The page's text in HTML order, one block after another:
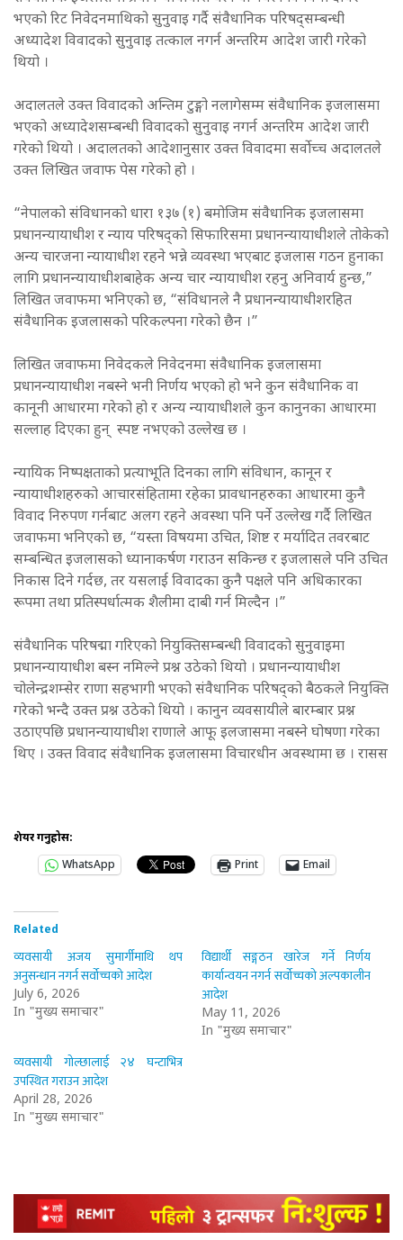
भएको रिट निवेदनमाथिको सुनुवाइ गर्दै संवैधानिक परिषद्सम्बन्धी
अध्यादेश विवादको सुनुवाइ तत्काल नगर्न अन्तरिम आदेश जारी गरेको
थियो ।
अदालतले उक्त विवादको अन्तिम टुङ्गो नलागेसम्म संवैधानिक इजलासमा
भएको अध्यादेशसम्बन्धी विवादको सुनुवाइ नगर्न अन्तरिम आदेश जारी
गरेको थियो । अदालतको आदेशानुसार उक्त विवादमा सर्वोच्च अदालतले
उक्त लिखित जवाफ पेस गरेको हो ।
“नेपालको संविधानको धारा १३७ (१) बमोजिम संवैधानिक इजलासमा
प्रधानन्यायाधीश र न्याय परिषद्को सिफारिसमा प्रधानन्यायाधीशले तोकेको
अन्य चारजना न्यायाधीश रहने भन्ने व्यवस्था भएबाट इजलास गठन हुनाका
लागि प्रधानन्यायाधीशबाहेक अन्य चार न्यायाधीश रहनु अनिवार्य हुन्छ,”
लिखित जवाफमा भनिएको छ, “संविधानले नै प्रधानन्यायाधीशरहित
संवैधानिक इजलासको परिकल्पना गरेको छैन ।”
लिखित जवाफमा निवेदकले निवेदनमा संवैधानिक इजलासमा
प्रधानन्यायाधीश नबस्ने भनी निर्णय भएको हो भने कुन संवैधानिक वा
कानूनी आधारमा गरेको हो र अन्य न्यायाधीशले कुन कानुनका आधारमा
सल्लाह दिएका हुन् स्पष्ट नभएको उल्लेख छ ।
न्यायिक निष्पक्षताको प्रत्याभूति दिनका लागि संविधान, कानून र
न्यायाधीशहरुको आचारसंहितामा रहेका प्रावधानहरुका आधारमा कुनै
विवाद निरुपण गर्नबाट अलग रहने अवस्था पनि पर्ने उल्लेख गर्दै लिखित
जवाफमा भनिएको छ, “यस्ता विषयमा उचित, शिष्ट र मर्यादित तवरबाट
सम्बन्धित इजलासको ध्यानाकर्षण गराउन सकिन्छ र इजलासले पनि उचित
निकास दिने गर्दछ, तर यसलाई विवादका कुनै पक्षले पनि अधिकारका
रूपमा तथा प्रतिस्पर्धात्मक शैलीमा दाबी गर्न मिल्दैन ।”
संवैधानिक परिषद्मा गरिएको नियुक्तिसम्बन्धी विवादको सुनुवाइमा
प्रधानन्यायाधीश बस्न नमिल्ने प्रश्न उठेको थियो । प्रधानन्यायाधीश
चोलेन्द्रशम्सेर राणा सहभागी भएको संवैधानिक परिषद्को बैठकले नियुक्ति
गरेको भन्दै उक्त प्रश्न उठेको थियो । कानुन व्यवसायीले बारम्बार प्रश्न
उठाएपछि प्रधानन्यायाधीश राणाले आफू इलजासमा नबस्ने घोषणा गरेका
थिए । उक्त विवाद संवैधानिक इजलासमा विचारधीन अवस्थामा छ । रासस
शेयर गर्नुहोस:
WhatsApp
Print Email
Related
व्यवसायी अजय सुमार्गीमाथि थप
अनुसन्धान नगर्न सर्वोच्चको आदेश
July 6, 2026
In "मुख्य समाचार"
विद्यार्थी सङ्गठन खारेज गर्ने निर्णय
कार्यान्वयन नगर्न सर्वोच्चको अल्पकालीन
आदेश
May 11, 2026
In "मुख्य समाचार"
व्यवसायी गोल्छालाई २४ घन्टाभित्र
उपस्थित गराउन आदेश
April 28, 2026
In "मुख्य समाचार"